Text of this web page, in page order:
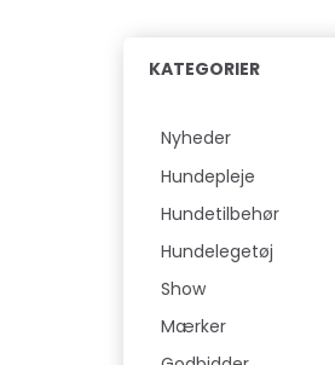
KATEGORIER
Nyheder
Hundepleje
Hundetilbehør
Hundelegetøj
Show
Mærker